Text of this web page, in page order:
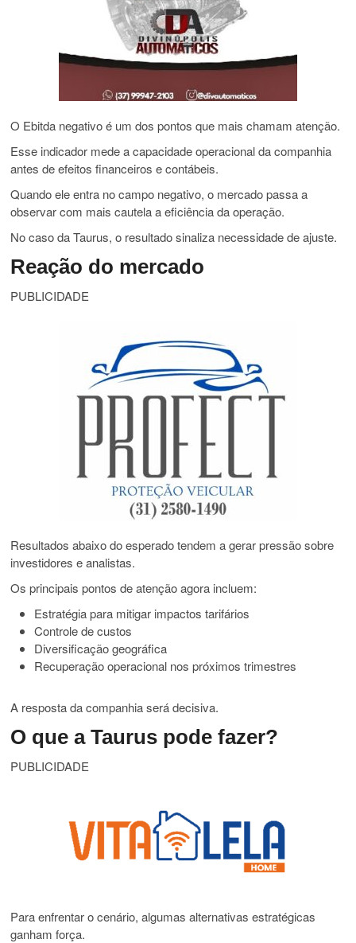
O Ebitda negativo é um dos pontos que mais chamam atenção.
Esse indicador mede a capacidade operacional da companhia
antes de efeitos financeiros e contábeis.
Quando ele entra no campo negativo, o mercado passa a
observar com mais cautela a eficiência da operação.
No caso da Taurus, o resultado sinaliza necessidade de ajuste.
Reação do mercado
PUBLICIDADE
Resultados abaixo do esperado tendem a gerar pressão sobre
investidores e analistas.
Os principais pontos de atenção agora incluem:
Estratégia para mitigar impactos tarifários
Controle de custos
Diversificação geográfica
Recuperação operacional nos próximos trimestres
A resposta da companhia será decisiva.
O que a Taurus pode fazer?
PUBLICIDADE
Para enfrentar o cenário, algumas alternativas estratégicas
ganham força.